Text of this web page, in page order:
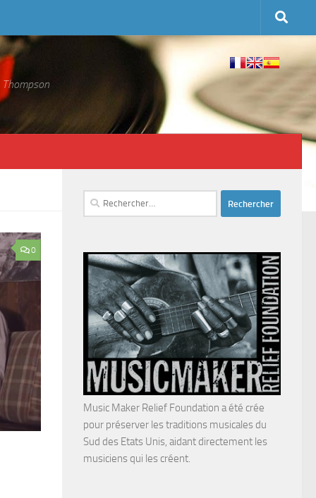
0
Rechercher :
Music Maker Relief Foundation a été crée
pour préserver les traditions musicales du
Sud des Etats Unis, aidant directement les
musiciens qui les créent.